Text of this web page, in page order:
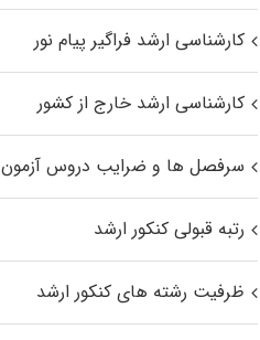
کارشناسی ارشد فراگیر پیام نور
کارشناسی ارشد خارج از کشور
سرفصل ها و ضرایب دروس آزمون
رتبه قبولی کنکور ارشد
ظرفیت رشته های کنکور ارشد